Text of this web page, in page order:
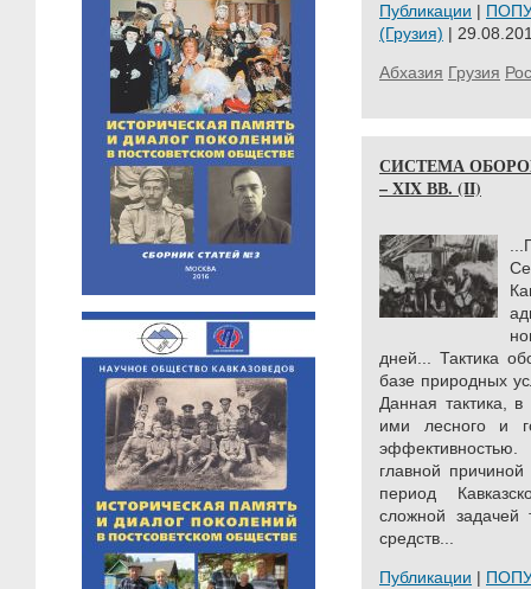
Публикации |
(Грузия) |
Абхазия Грузия
СИСТЕМА
– XIX ВВ. (II)
дней... Тактика
базе природных
Данная тактика,
ими лесного и
главной
период
сложной задачей
средств...
Публикации |